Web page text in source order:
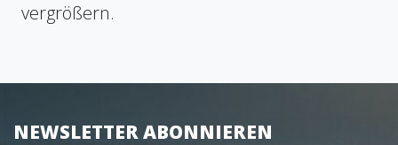
vergrößern.
NEWSLETTER ABONNIEREN